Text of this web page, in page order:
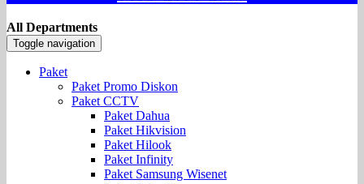
All Departments
Toggle navigation
Paket
Paket Promo Diskon
Paket CCTV
Paket Dahua
Paket Hikvision
Paket Hilook
Paket Infinity
Paket Samsung Wisenet